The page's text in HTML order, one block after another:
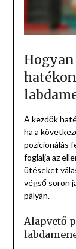
A kezdők
ha a
pozicionálás
foglalja az
ütéseket
végső soron
pályán.
Alapvető